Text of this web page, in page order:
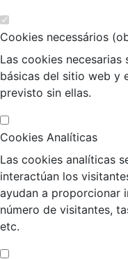
Cookies necessários
Las cookies
básicas del sitio web y
previsto sin ellas.
Cookies Analíticas
Las cookies analíticas
interactúan los
ayudan a proporcionar
número de visitantes,
etc.